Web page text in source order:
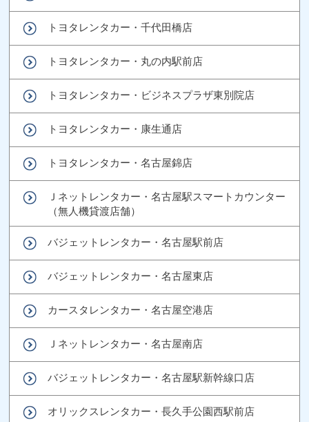
トヨタレンタカー・千代田橋店
トヨタレンタカー・丸の内駅前店
トヨタレンタカー・ビジネスプラザ東別院店
トヨタレンタカー・康生通店
トヨタレンタカー・名古屋錦店
Ｊネットレンタカー・名古屋駅スマートカウンター
（無人機貸渡店舗）
バジェットレンタカー・名古屋駅前店
バジェットレンタカー・名古屋東店
カースタレンタカー・名古屋空港店
Ｊネットレンタカー・名古屋南店
バジェットレンタカー・名古屋駅新幹線口店
オリックスレンタカー・長久手公園西駅前店